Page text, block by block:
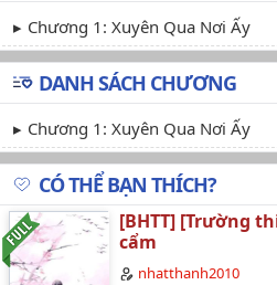
Chương 1: Xuyên Qua Nơi Ấy
DANH SÁCH CHƯƠNG
Chương 1: Xuyên Qua Nơi Ấy
CÓ THỂ BẠN THÍCH?
[BHTT] [Trường
cẩm
nhatthanh2010